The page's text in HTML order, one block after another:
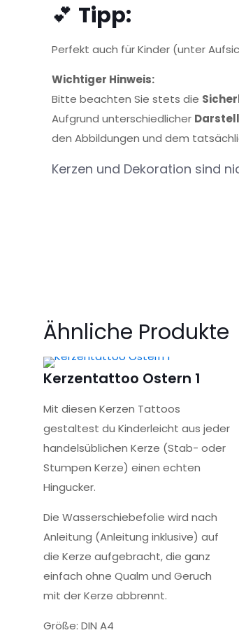
💕 Tipp:
Perfekt auch für Kinder (unter
Wichtiger Hinweis:
Bitte beachten Sie stets die
Aufgrund unterschiedlicher
den Abbildungen und dem
Kerzen und Dekoration sind
Es gibt noch keine Rezensionen.
Ähnliche Produkte
Kerzentattoo Ostern 1
Mit diesen Kerzen Tattoos
gestaltest du Kinderleicht aus jeder
handelsüblichen Kerze (Stab- oder
Stumpen Kerze) einen echten
Hingucker.
Die Wasserschiebefolie wird nach
Anleitung (Anleitung inklusive) auf
die Kerze aufgebracht, die ganz
einfach ohne Qualm und Geruch
mit der Kerze abbrennt.
Größe: DIN A4